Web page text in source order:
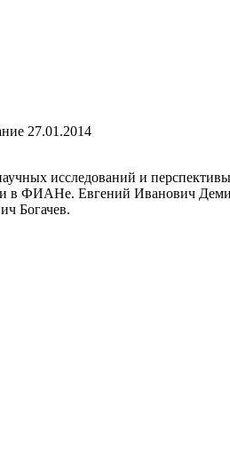
27.01.2014
исследований и
в ФИАНе. Евгений Иванович
Богачев.